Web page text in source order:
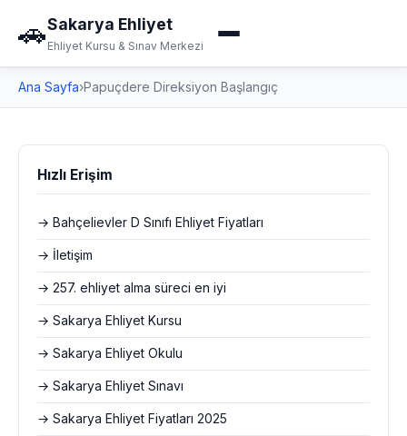
🚗Sakarya Ehliyet
Ehliyet Kursu & Sınav Merkezi
Ana Sayfa›Papuçdere Direksiyon Başlangıç
Hızlı Erişim
→ Bahçelievler D Sınıfı Ehliyet Fiyatları
→ İletişim
→ 257. ehliyet alma süreci en iyi
→ Sakarya Ehliyet Kursu
→ Sakarya Ehliyet Okulu
→ Sakarya Ehliyet Sınavı
→ Sakarya Ehliyet Fiyatları 2025